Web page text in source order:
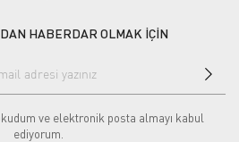
HABERDAR OLMAK İÇİN
ve elektronik posta almayı kabul
ediyorum.